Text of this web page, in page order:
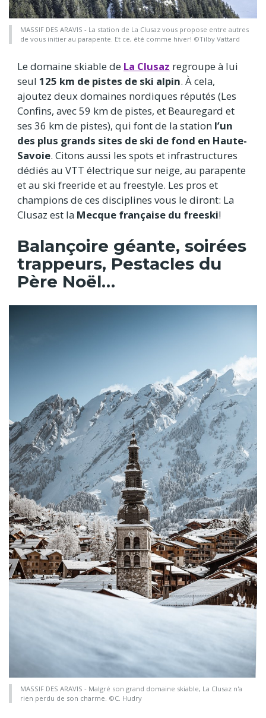
MASSIF DES ARAVIS - La station de La Clusaz vous propose entre autres
de vous initier au parapente. Et ce, été comme hiver! ©Tilby Vattard
Le domaine skiable de La Clusaz regroupe à lui
seul 125 km de pistes de ski alpin. À cela,
ajoutez deux domaines nordiques réputés (Les
Confins, avec 59 km de pistes, et Beauregard et
ses 36 km de pistes), qui font de la station l’un
des plus grands sites de ski de fond en Haute-
Savoie. Citons aussi les spots et infrastructures
dédiés au VTT électrique sur neige, au parapente
et au ski freeride et au freestyle. Les pros et
champions de ces disciplines vous le diront: La
Clusaz est la Mecque française du freeski!
Balançoire géante, soirées
trappeurs, Pestacles du
Père Noël…
MASSIF DES ARAVIS - Malgré son grand domaine skiable, La Clusaz n'a
rien perdu de son charme. ©C. Hudry